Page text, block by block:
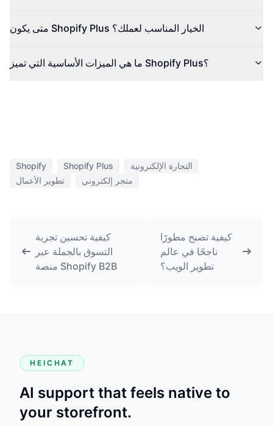
متى يكون Shopify Plus الخيار المناسب لعملك؟
ما هي الميزات الأساسية التي تميز Shopify Plus؟
Shopify Shopify Plus
التجارة الإلكترونية
تطوير الأعمال
متجر إلكتروني
كيفية تحسين تجربة
التسوق بالجملة عبر
منصة Shopify B2B
كيفية تصبح مطورًا
ناجحًا في عالم
تطوير الويب؟
HEICHAT
AI support that feels native to
your storefront.